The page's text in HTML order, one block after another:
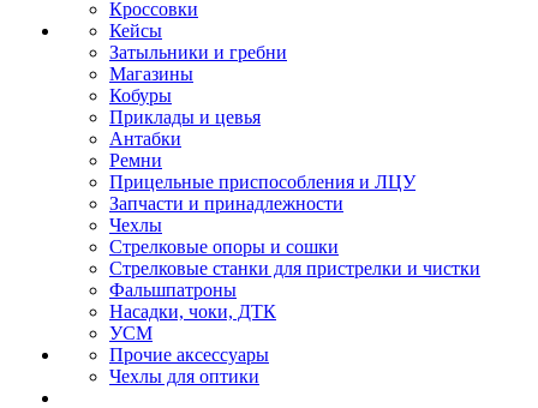
Кроссовки
Кейсы
Затыльники и гребни
Магазины
Кобуры
Приклады и цевья
Антабки
Ремни
Прицельные приспособления и ЛЦУ
Запчасти и принадлежности
Чехлы
Стрелковые опоры и сошки
Стрелковые станки для пристрелки и чистки
Фальшпатроны
Насадки, чоки, ДТК
УСМ
Прочие аксессуары
Чехлы для оптики